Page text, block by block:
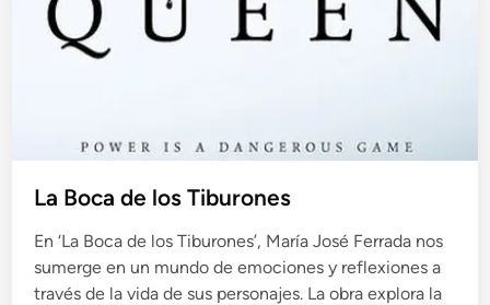
La Boca de los Tiburones
En ‘La Boca de los Tiburones’, María José Ferrada nos
sumerge en un mundo de emociones y reflexiones a
través de la vida de sus personajes. La obra explora la